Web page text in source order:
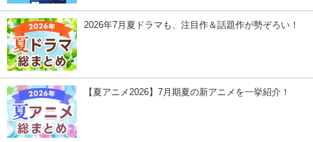
2026年7月夏ドラマも、注目作＆話題作が勢ぞろい！
【夏アニメ2026】7月期夏の新アニメを一挙紹介！